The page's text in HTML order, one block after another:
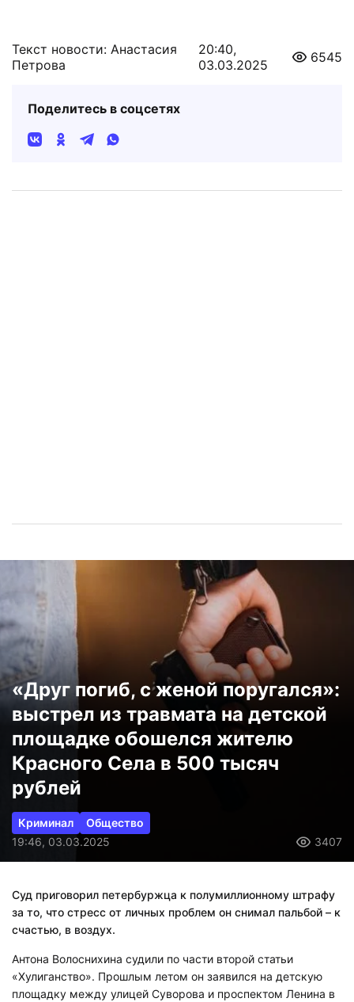
Текст новости: Анастасия
Петрова
20:40,
03.03.2025
6545
Поделитесь в соцсетях
«Друг погиб, с женой поругался»:
выстрел из травмата на детской
площадке обошелся жителю
Красного Села в 500 тысяч
рублей
Криминал
Общество
19:46, 03.03.2025
3407
Суд приговорил петербуржца к полумиллионному штрафу
за то, что стресс от личных проблем он снимал пальбой – к
счастью, в воздух.
Антона Волоснихина судили по части второй статьи
«Хулиганство». Прошлым летом он заявился на детскую
площадку между улицей Суворова и проспектом Ленина в